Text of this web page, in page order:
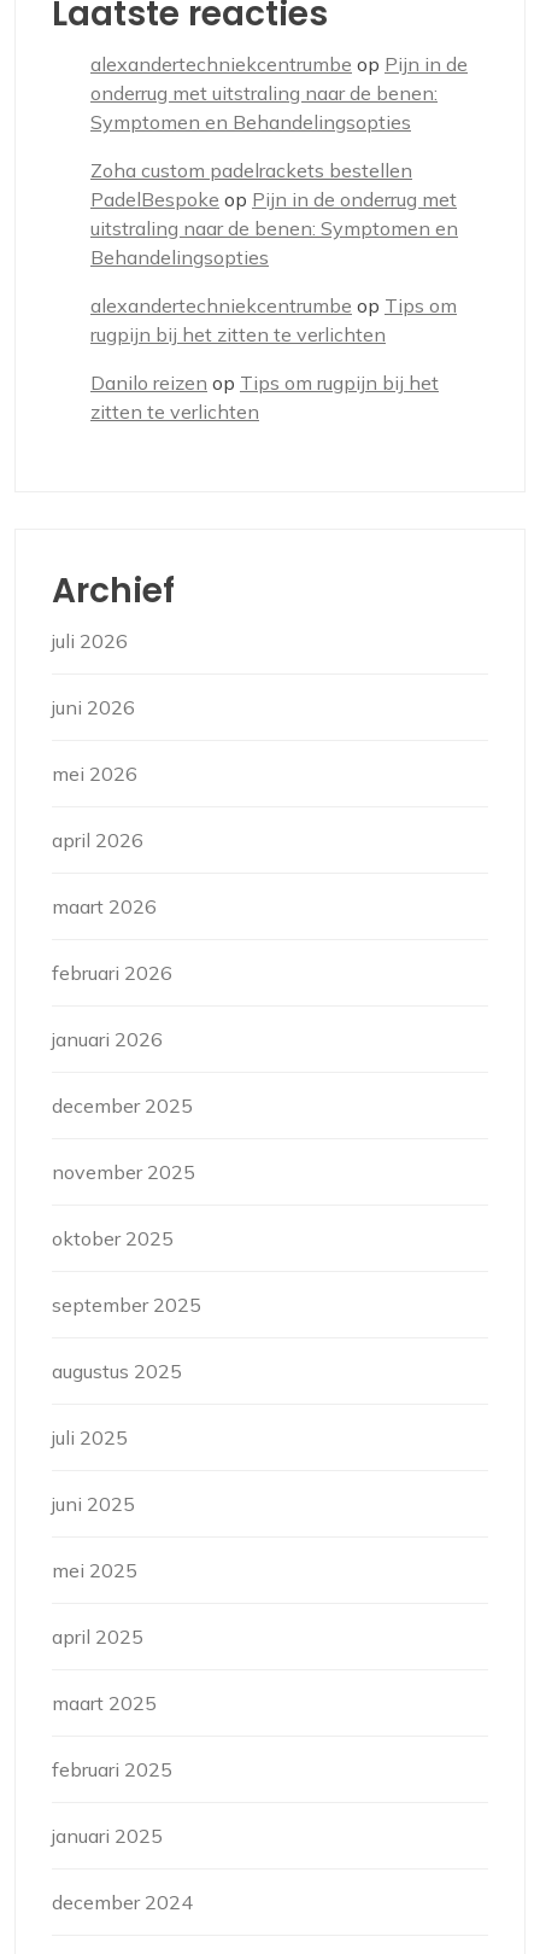
Laatste reacties
alexandertechniekcentrumbe op Pijn in de
onderrug met uitstraling naar de benen:
Symptomen en Behandelingsopties
Zoha custom padelrackets bestellen
PadelBespoke op Pijn in de onderrug met
uitstraling naar de benen: Symptomen en
Behandelingsopties
alexandertechniekcentrumbe op Tips om
rugpijn bij het zitten te verlichten
Danilo reizen op Tips om rugpijn bij het
zitten te verlichten
Archief
juli 2026
juni 2026
mei 2026
april 2026
maart 2026
februari 2026
januari 2026
december 2025
november 2025
oktober 2025
september 2025
augustus 2025
juli 2025
juni 2025
mei 2025
april 2025
maart 2025
februari 2025
januari 2025
december 2024